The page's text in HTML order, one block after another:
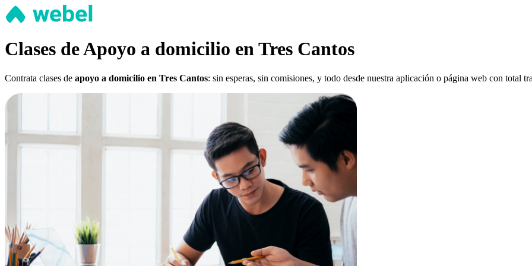
Clases de Apoyo a domicilio en Tres Cantos
Contrata clases de apoyo a domicilio en Tres Cantos: sin esperas, sin comisiones, y todo desde nuestra aplicación o página web con total